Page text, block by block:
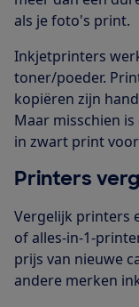
als je foto's print.
Inkjetprinters
toner/poeder.
kopiëren zijn
Maar misschien
in zwart print
Printers
Vergelijk printers
of alles-in-1-
prijs van nieuwe
andere merken